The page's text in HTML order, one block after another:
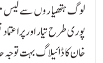
لوگ ہتھیاروں سے لیس
پوری طرح تیار اور
خان کا ڈائیلاگ بہت